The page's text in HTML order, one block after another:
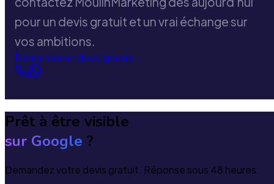
pour un devis gratuit et un vrai échange sur
vos ambitions.
Demander un devis gratuit→
Prêt à être visible
sur Google ?
Demandez votre devis gratuit. Réponse sous 48 heures.